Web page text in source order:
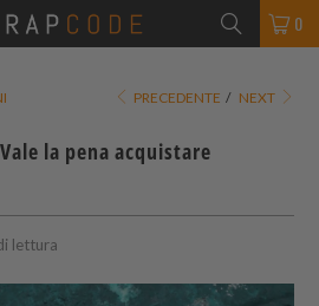
0
PRECEDENTE / NEXT
la pena acquistare
lettura